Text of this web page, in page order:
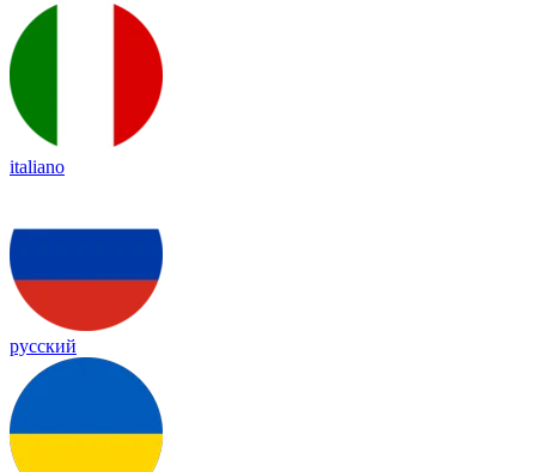
italiano
русский